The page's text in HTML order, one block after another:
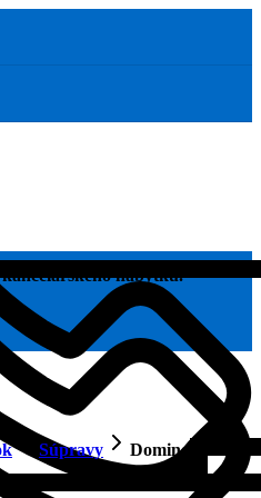
nábytku.
Súpravy Domino D16